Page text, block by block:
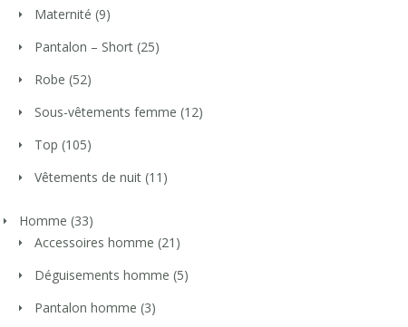
Maternité (9)
Pantalon – Short (25)
Robe (52)
Sous-vêtements femme (12)
Top (105)
Vêtements de nuit (11)
Homme (33)
Accessoires homme (21)
Déguisements homme (5)
Pantalon homme (3)